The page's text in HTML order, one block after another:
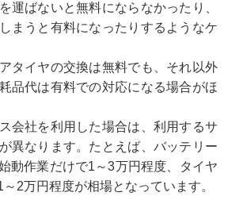
運ばないと無料にならなかったり、
まうと有料になったりするようなケ
タイヤの交換は無料でも、それ以外
品代は有料での対応になる場合がほ
会社を利用した場合は、利用するサ
異なります。たとえば、バッテリー
動作業だけで1～3万円程度、タイヤ
2万円程度が相場となっています。